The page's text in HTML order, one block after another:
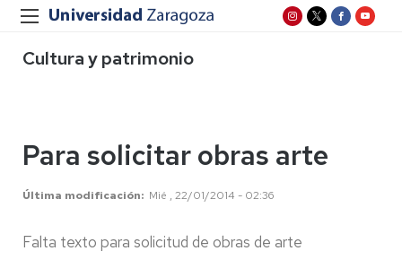
Cultura y patrimonio
Para solicitar obras arte
Última modificación Mié , 22/01/2014 - 02:36
Falta texto para solicitud de obras de arte